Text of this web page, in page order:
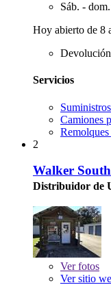
Sáb. -
Hoy abierto de 8
Servicios
Camiones
2
Walker
Distribuidor de
Verfotos
Ver sitio